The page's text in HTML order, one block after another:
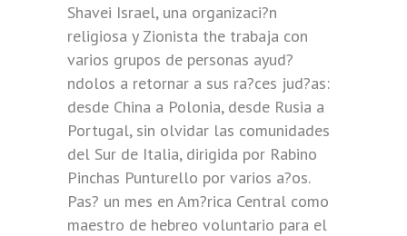
Shavei Israel, una organizaci?n
religiosa y Zionista the trabaja con
varios grupos de personas ayud?
ndolos a retornar a sus ra?ces jud?as:
desde China a Polonia, desde Rusia a
Portugal, sin olvidar las comunidades
del Sur de Italia, dirigida por Rabino
Pinchas Punturello por varios a?os.
Pas? un mes en Am?rica Central como
maestro de hebreo voluntario para el